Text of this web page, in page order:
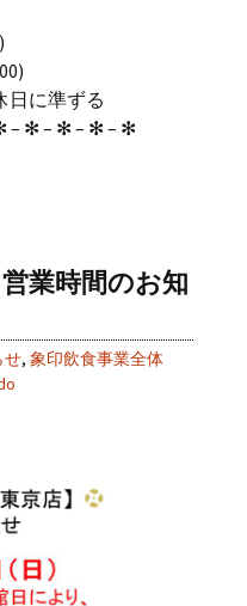
日に準ずる
– ✻ – ✻ – ✻ – ✻
営業時間のお知
せ, 象印飲食事業全体